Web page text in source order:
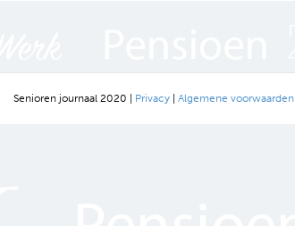
Senioren journaal 2020 | Privacy | Algemene voorwaarden